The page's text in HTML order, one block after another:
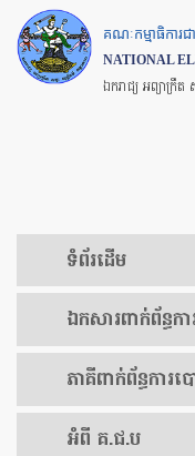
Skip
to
main
គណៈកម្មាធិការ
NATIONAL
ឯករាជ្យ អព្យាក្រឹត
ទំព័រ​ដើម
ឯកសារ​ពាក់ព័ន្ធ​ក
ភាគីពាក់ព័ន្ធ​​ការ​
អំពី គ.ជ.ប